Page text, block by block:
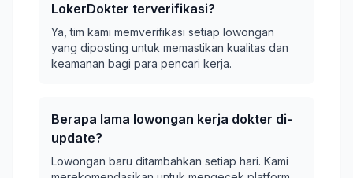
LokerDokter terverifikasi?
Ya, tim kami memverifikasi setiap lowongan
yang diposting untuk memastikan kualitas dan
keamanan bagi para pencari kerja.
Berapa lama lowongan kerja dokter di-
update?
Lowongan baru ditambahkan setiap hari. Kami